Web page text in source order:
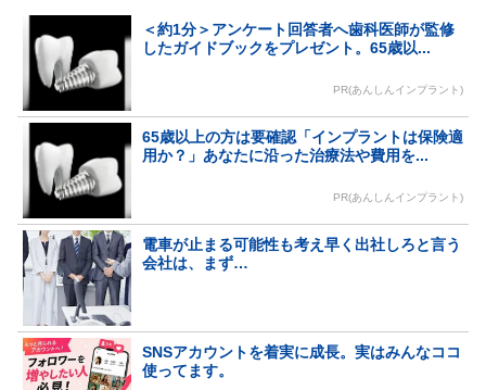
＜約1分＞アンケート回答者へ歯科医師が監修
したガイドブックをプレゼント。65歳以...
PR(あんしんインプラント)
65歳以上の方は要確認「インプラントは保険適
用か？」あなたに沿った治療法や費用を...
PR(あんしんインプラント)
電車が止まる可能性も考え早く出社しろと言う
会社は、まず…
SNSアカウントを着実に成長。実はみんなココ
使ってます。